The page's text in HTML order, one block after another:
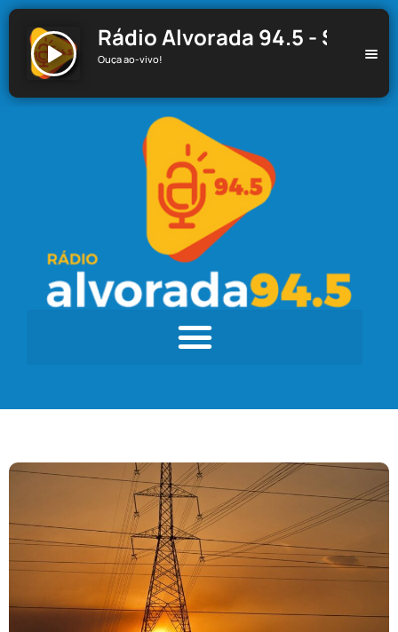
Rádio Alvorada 94.5 - Santa
Ouça ao-vivo!